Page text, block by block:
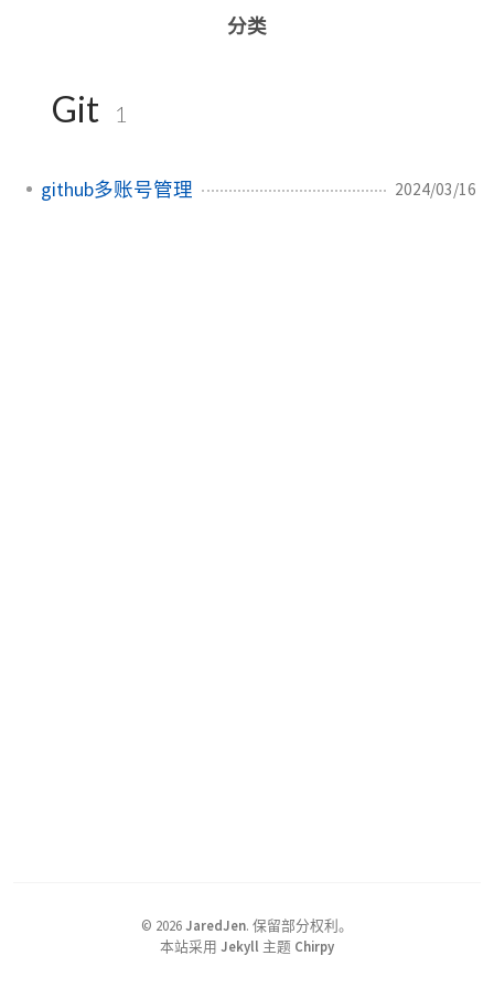
分类
Git 1
github多账号管理 2024/03/16
© 2026JaredJen. 保留部分权利。
本站采用 Jekyll 主题 Chirpy